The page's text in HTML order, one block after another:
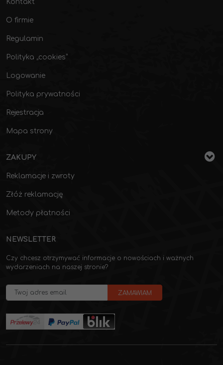
Kontakt
O firmie
Regulamin
Polityka „cookies”
Logowanie
Polityka prywatności
Rejestracja
Mapa strony
ZAKUPY
Reklamacje i zwroty
Złóż reklamację
Metody płatności
NEWSLETTER
Czy chcesz otrzymywać informacje o nowościach i ważnych
wydarzeniach na naszej stronie?